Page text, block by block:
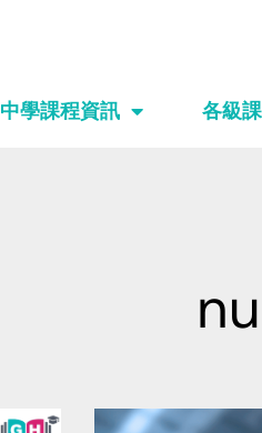
中學課程資訊 各級